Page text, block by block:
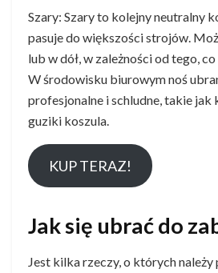
Szary: Szary to kolejny neutralny
pasuje do większości strojów.
lub w dół, w zależności od tego,
W środowisku biurowym noś
profesjonalne i schludne, takie jak
guziki koszula.
KUP TERAZ!
Jak się ubrać do
Jest kilka rzeczy, o których należy